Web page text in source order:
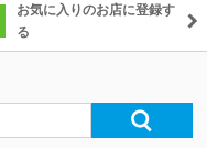
お気に入りのお店に登録す
る